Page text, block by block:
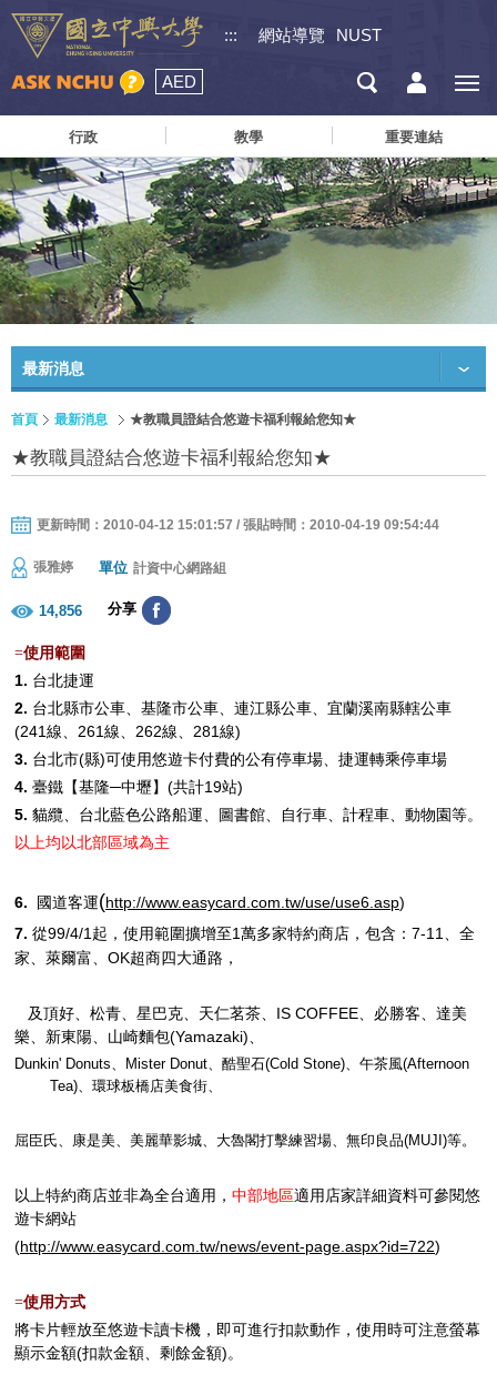
::: 網站導覽 NUST
AED
行政 教學 重要連結
最新消息
首頁 最新消息 ★教職員證結合悠遊卡福利報給您知★
★教職員證結合悠遊卡福利報給您知★
更新時間：2010-04-12 15:01:57 / 張貼時間：2010-04-19 09:54:44
張雅婷 單位 計資中心網路組
14,856 分享
=使用範圍
1. 台北捷運
2. 台北縣市公車、基隆市公車、連江縣公車、宜蘭溪南縣轄公車
(241線、 261線、 262線、 281線)
3. 台北市(縣)可使用悠遊卡付費的公有停車場、捷運轉乘停車場
4. 臺鐵【基隆─中壢】 (共計19站)
5. 貓纜、台北藍色公路船運、圖書館、自行車、計程車、動物園等。
以上均以北部區域為主
6. 國道客運(http://www.easycard.com.tw/use/use6.asp)
7. 從99/4/1 起，使用範圍擴增至1萬多家特約商店，包含： 7-11
、全
家、萊爾富、 OK超商四大通路，
及頂好、松青、星巴克、天仁茗茶、 IS COFFEE 、必勝客、達美
樂、新東陽、山崎麵包(Yamazaki)
Dunkin' Donuts Mister Donut 、酷聖石(Cold Stone) 、午茶風(Afternoon
Tea) 、環球板橋店美食街、
屈臣氏、康是美、美麗華影城、大魯閣打擊練習場、無印良品(MUJI)等。
以上特約商店並非為全台適用， 中部地區適用店家詳細資料可參閱悠
遊卡網站
(http://www.easycard.com.tw/news/event-page.aspx?id=722)
=使用方式
將卡片輕放至悠遊卡讀卡機，即可進行扣款動作，使用時可注意螢幕
顯示金額(扣款金額、剩餘金額)。